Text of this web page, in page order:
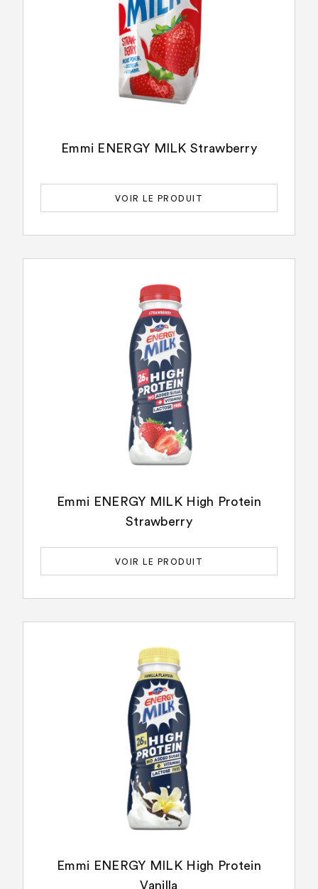
Emmi ENERGY MILK Strawberry
VOIR LE PRODUIT
Emmi ENERGY MILK High Protein
Strawberry
VOIR LE PRODUIT
Emmi ENERGY MILK High Protein
Vanilla